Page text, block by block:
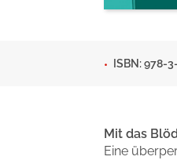
ISBN: 978-
Mit das
Eine